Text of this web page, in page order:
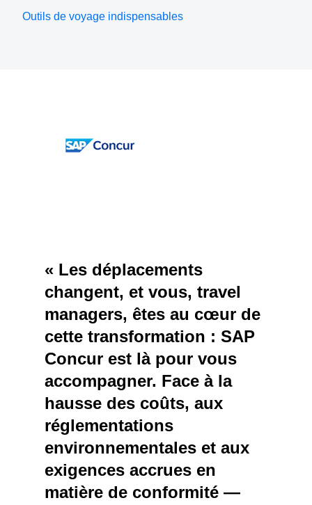
Outils de voyage indispensables
Regarder la vidéo
« Les déplacements
changent, et vous, travel
managers, êtes au cœur de
cette transformation : SAP
Concur est là pour vous
accompagner. Face à la
hausse des coûts, aux
réglementations
environnementales et aux
exigences accrues en
matière de conformité —